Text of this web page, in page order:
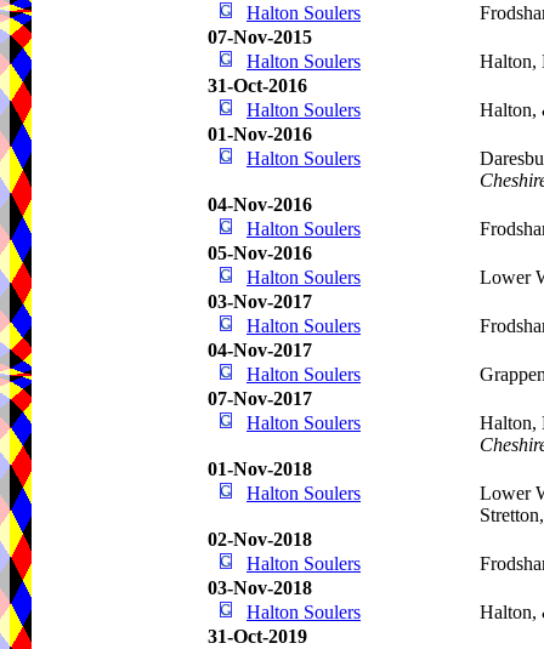
Halton Soulers
07-Nov-2015
Halton Soulers
Halton,
31-Oct-2016
Halton Soulers
Halton,
01-Nov-2016
Halton Soulers
04-Nov-2016
Halton Soulers
05-Nov-2016
Halton Soulers
Lower
03-Nov-2017
Halton Soulers
04-Nov-2017
Halton Soulers
07-Nov-2017
Halton Soulers
Halton,
01-Nov-2018
Halton Soulers
Lower
02-Nov-2018
Halton Soulers
03-Nov-2018
Halton Soulers
Halton,
31-Oct-2019